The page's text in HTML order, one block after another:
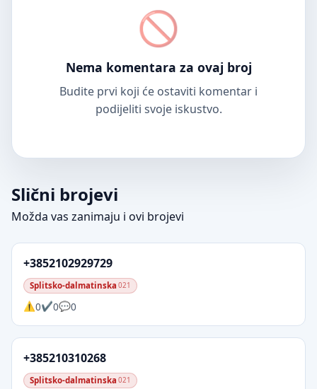
Nema komentara za ovaj broj
Budite prvi koji će ostaviti komentar i
podijeliti svoje iskustvo.
Slični brojevi
Možda vas zanimaju i ovi brojevi
+3852102929729
Splitsko-dalmatinska 021
0 0 0
+385210310268
Splitsko-dalmatinska 021